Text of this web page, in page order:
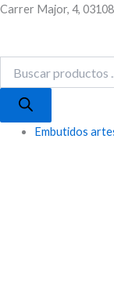
Ir
Carrer Major, 4,
Búsqueda
Embutidos
Búsqueda